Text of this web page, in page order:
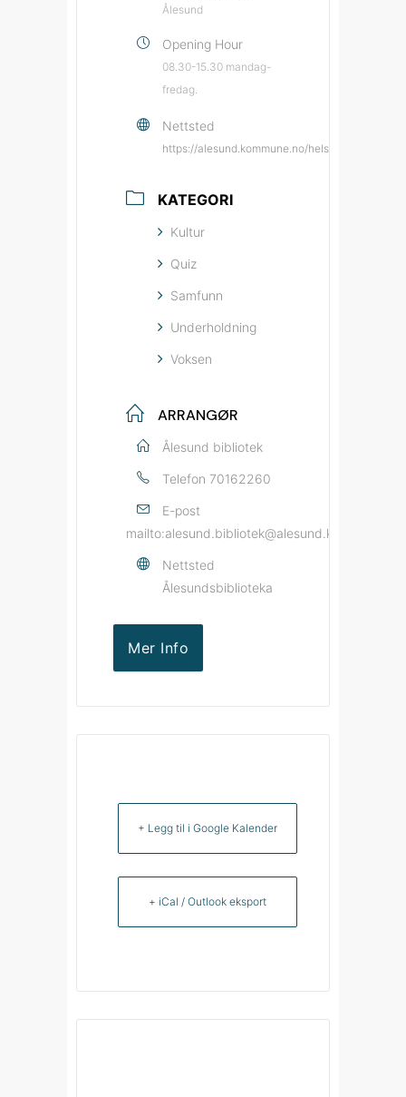
Ålesund
Opening Hour
08.30-15.30 mandag-
fredag.
Nettsted
https://alesund.kommune.no/helse-og-
KATEGORI
Kultur
Quiz
Samfunn
Underholdning
Voksen
ARRANGØR
Ålesund bibliotek
Telefon 70162260
E-post
mailto:alesund.bibliotek@alesund.kommune.no
Nettsted
Ålesundsbiblioteka
Mer Info
+ Legg til i Google Kalender
+ iCal / Outlook eksport